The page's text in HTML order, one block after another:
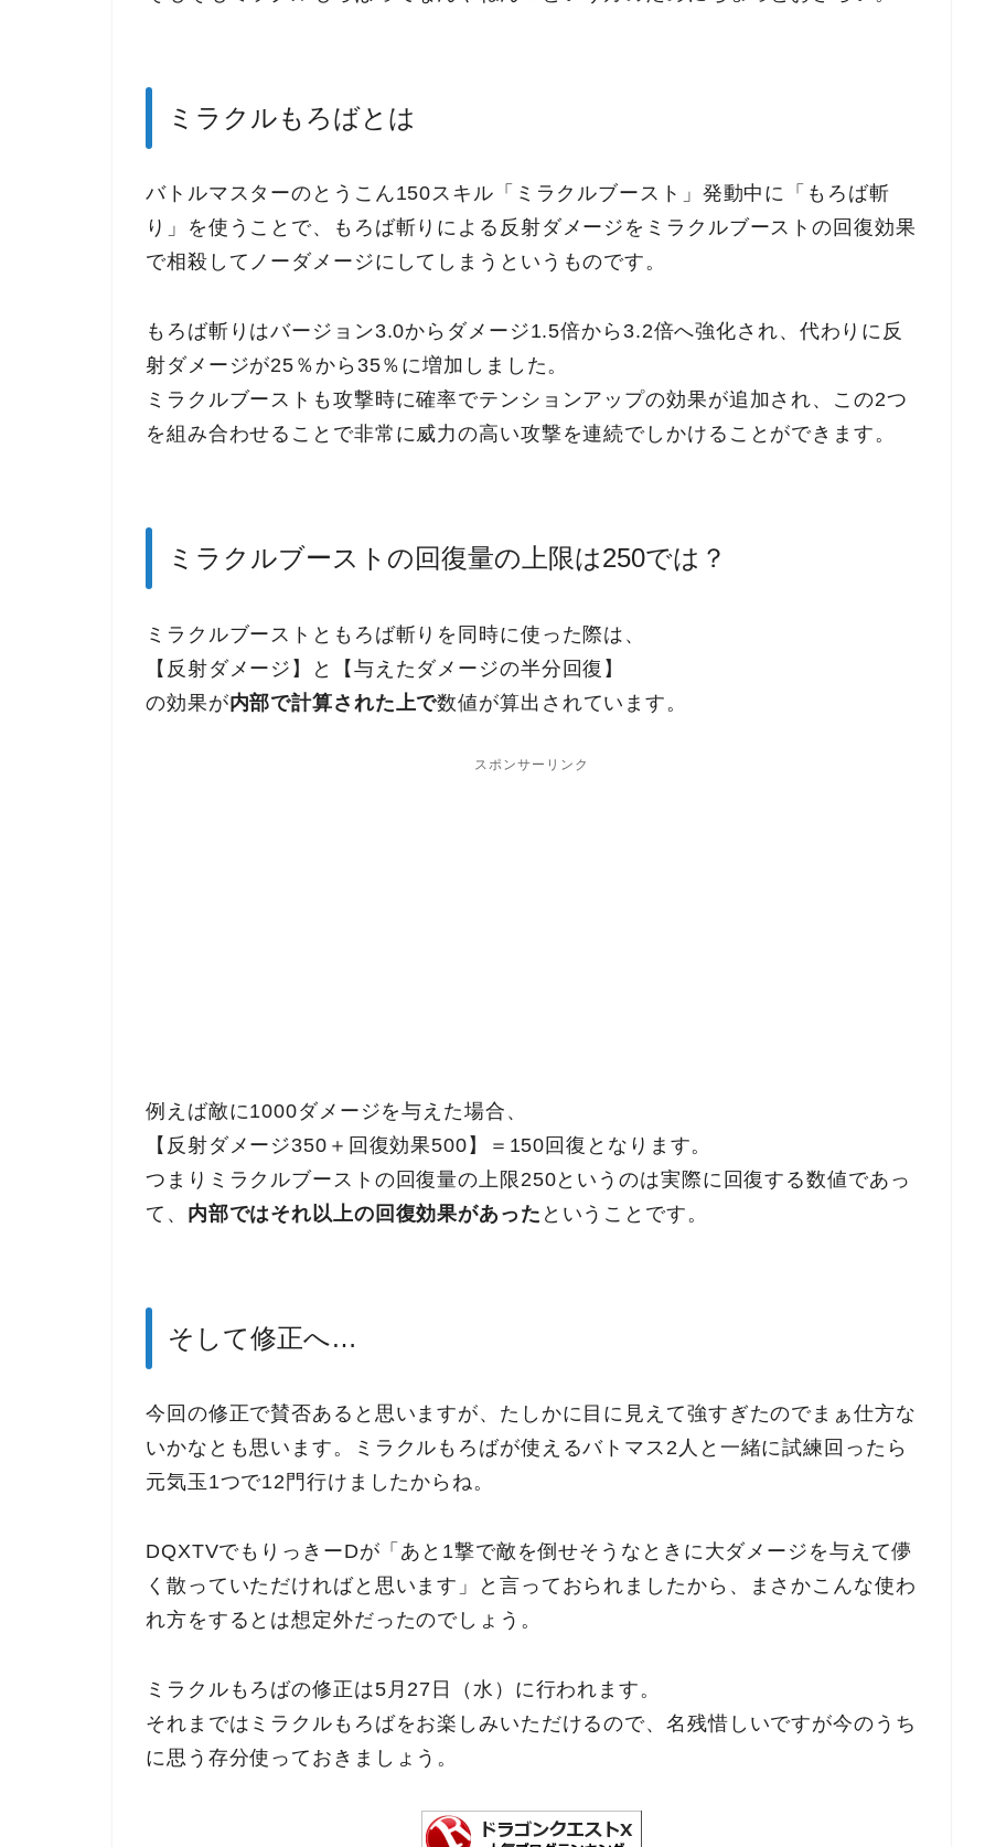
ミラクルもろばとは
バトルマスターのとうこん150スキル「ミラクルブースト」発動中に「もろば斬
り」を使うことで、もろば斬りによる反射ダメージをミラクルブーストの回復効果
で相殺してノーダメージにしてしまうというものです。
もろば斬りはバージョン3.0からダメージ1.5倍から3.2倍へ強化され、代わりに反
射ダメージが25％から35％に増加しました。
ミラクルブーストも攻撃時に確率でテンションアップの効果が追加され、この2つ
を組み合わせることで非常に威力の高い攻撃を連続でしかけることができます。
ミラクルブーストの回復量の上限は250では？
ミラクルブーストともろば斬りを同時に使った際は、
【反射ダメージ】と【与えたダメージの半分回復】
の効果が内部で計算された上で数値が算出されています。
スポンサーリンク
例えば敵に1000ダメージを与えた場合、
【反射ダメージ350＋回復効果500】＝150回復となります。
つまりミラクルブーストの回復量の上限250というのは実際に回復する数値であっ
て、 内部ではそれ以上の回復効果があった ということです。
そして修正へ…
今回の修正で賛否あると思いますが、たしかに目に見えて強すぎたのでまぁ仕方な
いかなとも思います。ミラクルもろばが使えるバトマス2人と一緒に試練回ったら
元気玉1つで12門行けましたからね。
DQXTVでもりっきーDが「あと1撃で敵を倒せそうなときに大ダメージを与えて儚
く散っていただければと思います」と言っておられましたから、まさかこんな使わ
れ方をするとは想定外だったのでしょう。
ミラクルもろばの修正は5月27日（水）に行われます。
それまではミラクルもろばをお楽しみいただけるので、名残惜しいですが今のうち
に思う存分使っておきましょう。